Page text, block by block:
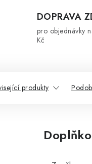
DOPRAVA
pro objednávky
Kč
produkty